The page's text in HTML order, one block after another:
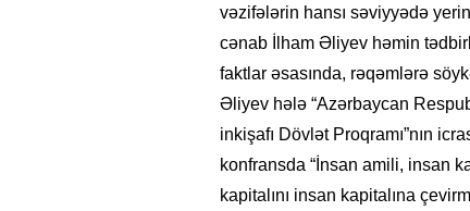
vəzifələrin hansı səviyyədə
cənab İlham Əliyev həmin
faktlar əsasında, rəqəmlərə
Əliyev hələ “Azərbaycan
inkişafı Dövlət Proqramı”nın
konfransda “İnsan amili, insan
kapitalını insan kapitalına